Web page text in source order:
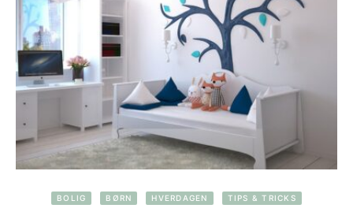
BOLIG BØRN HVERDAGEN TIPS & TRICKS